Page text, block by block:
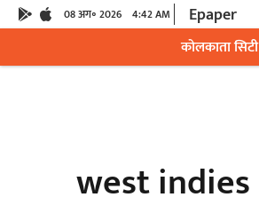
08 अग॰ 2026 4:42 AM Epaper
कोलकाता सिटी
west indies